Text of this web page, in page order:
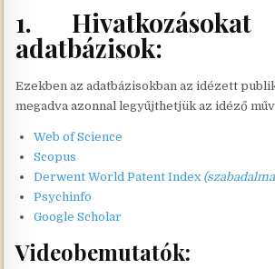
1. Hivatkozásokat
adatbázisok:
Ezekben az adatbázisokban az idézett
megadva azonnal legyűjthetjük az idéző
Web of Science
Scopus
Derwent World Patent Index
Psychinfo
Google Scholar
Videobemutatók: